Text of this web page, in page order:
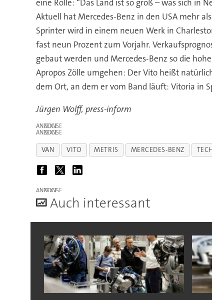
eine Rolle: “Das Land ist so groß – was sich in
Aktuell hat Mercedes-Benz in den USA mehr
Sprinter wird in einem neuen Werk in
fast neun Prozent zum Vorjahr.
gebaut werden und Mercedes-Benz so die
Apropos Zölle umgehen: Der Vito heißt
dem Ort, an dem er vom Band läuft: Vitoria in
Jürgen Wolff, press-inform
ANZEIGE
ANZEIGE
VAN VITO METRIS MERCEDES-BENZ
ANZEIGE
Auch interessant